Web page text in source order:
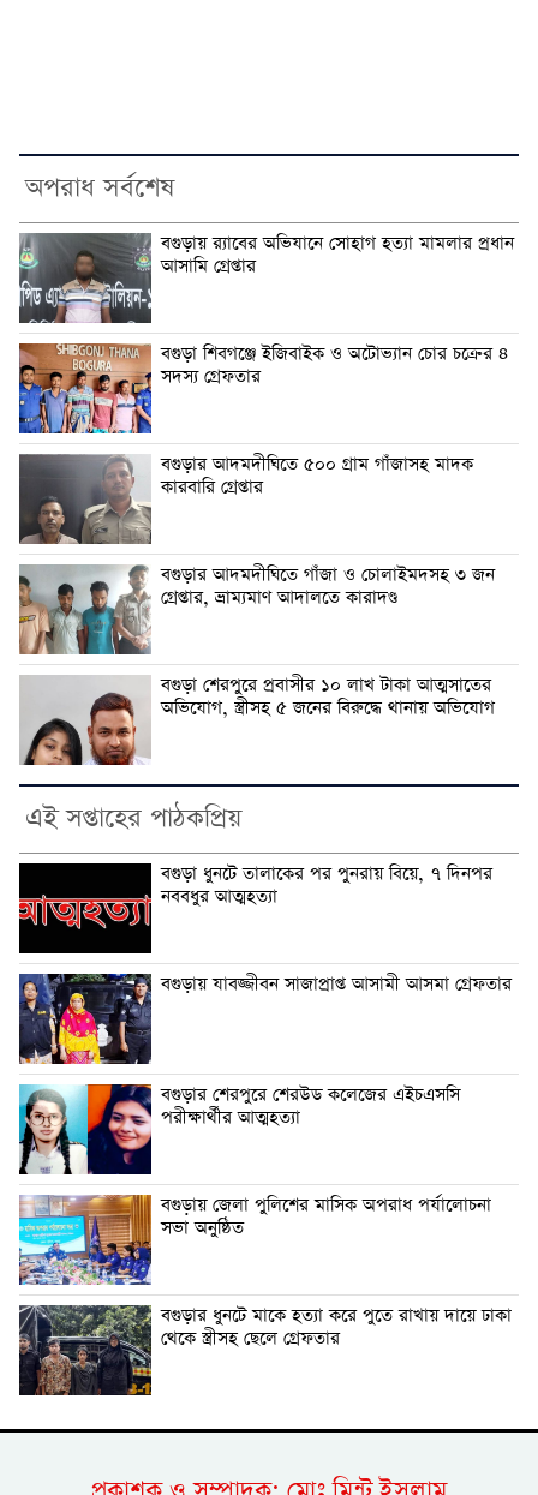
অপরাধ সর্বশেষ
‎বগুড়ায় র‍্যাবের অভিযানে সোহাগ হত্যা মামলার প্রধান
আসামি গ্রেপ্তার
বগুড়া শিবগঞ্জে ইজিবাইক ও অটোভ্যান চোর চক্রের ৪
সদস্য গ্রেফতার
বগুড়ার আদমদীঘিতে ৫০০ গ্রাম গাঁজাসহ মাদক
কারবারি গ্রেপ্তার
বগুড়ার আদমদীঘিতে গাঁজা ও চোলাইমদসহ ৩ জন
গ্রেপ্তার, ভ্রাম্যমাণ আদালতে কারাদণ্ড
বগুড়া শেরপুরে প্রবাসীর ১০ লাখ টাকা আত্মসাতের
অভিযোগ, স্ত্রীসহ ৫ জনের বিরুদ্ধে থানায় অভিযোগ
এই সপ্তাহের পাঠকপ্রিয়
বগুড়া ধুনটে তালাকের পর পুনরায় বিয়ে, ৭ দিনপর
নববধুর আত্মহত্যা
বগুড়ায় যাবজ্জীবন সাজাপ্রাপ্ত আসামী আসমা গ্রেফতার
বগুড়ার শেরপুরে শেরউড কলেজের এইচএসসি
পরীক্ষার্থীর আত্মহত্যা
বগুড়ায় জেলা পুলিশের মাসিক অপরাধ পর্যালোচনা
সভা অনুষ্ঠিত
বগুড়ার ধুনটে মাকে হত্যা করে পুতে রাখায় দায়ে ঢাকা
থেকে স্ত্রীসহ ছেলে গ্রেফতার